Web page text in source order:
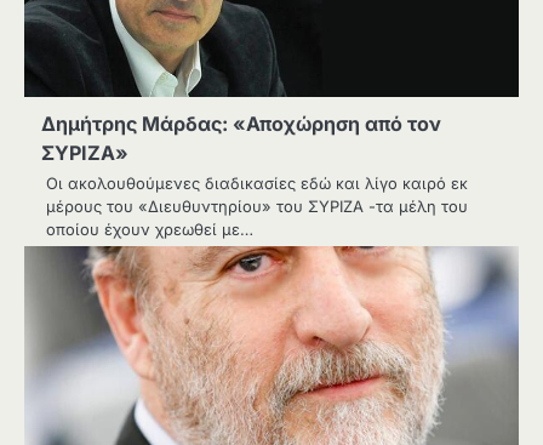
Δημήτρης Μάρδας: «Αποχώρηση από τον
ΣΥΡΙΖΑ»
Οι ακολουθούμενες διαδικασίες εδώ και λίγο καιρό εκ
μέρους του «Διευθυντηρίου» του ΣΥΡΙΖΑ -τα μέλη του
οποίου έχουν χρεωθεί με…